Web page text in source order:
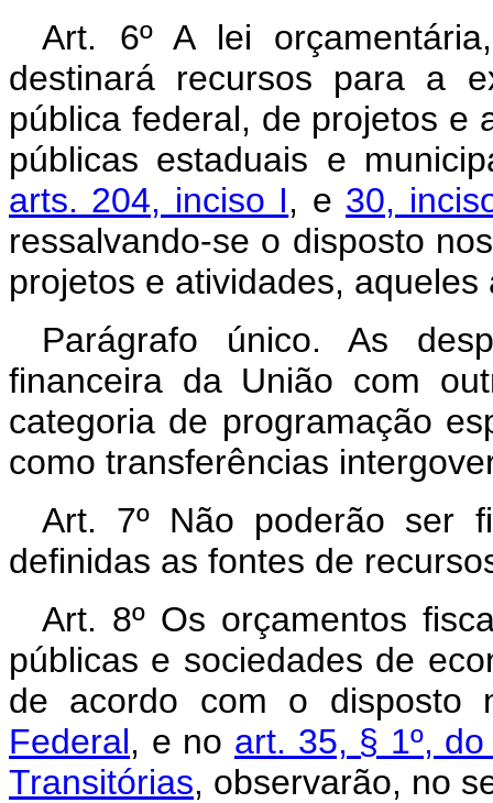
Art. 6º A lei
destinará recursos para a
pública federal, de projetos e
públicas estaduais e
arts. 204, inciso I, e 30,
ressalvando-se o disposto
projetos e atividades,
Parágrafo único. As
financeira da União com
categoria de programação
como transferências
Art. 7º Não poderão ser
definidas as fontes de
Art. 8º Os orçamentos
públicas e sociedades de
de acordo com o
Federal, e no art. 35, § 1º,
Transitórias, observarão, no